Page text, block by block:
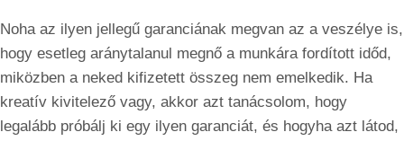
Noha az ilyen jellegű garanciának megvan az a veszélye is,
hogy esetleg aránytalanul megnő a munkára fordított időd,
miközben a neked kifizetett összeg nem emelkedik. Ha
kreatív kivitelező vagy, akkor azt tanácsolom, hogy
legalább próbálj ki egy ilyen garanciát, és hogyha azt látod,